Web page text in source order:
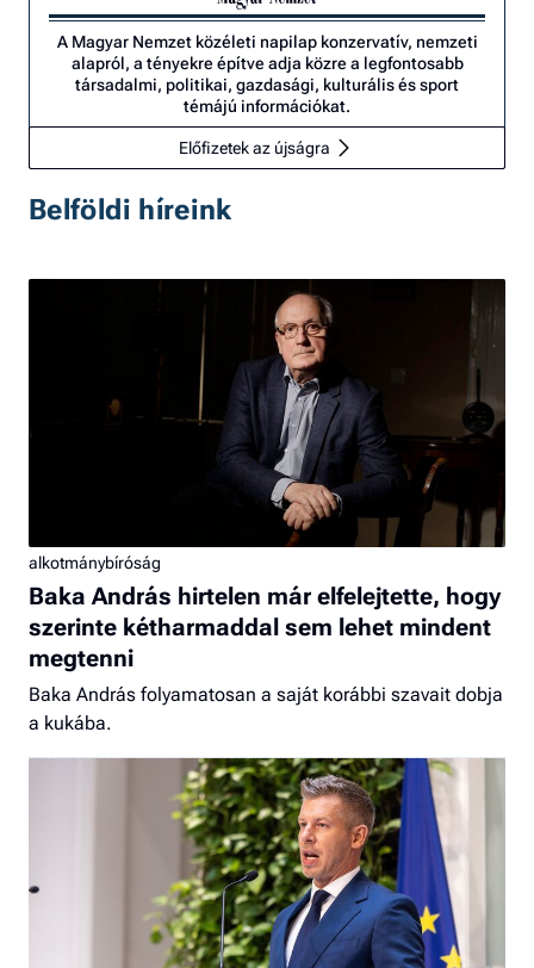
A Magyar Nemzet közéleti napilap konzervatív, nemzeti
alapról, a tényekre építve adja közre a legfontosabb
társadalmi, politikai, gazdasági, kulturális és sport
témájú információkat.
Előfizetek az újságra
Belföldi híreink
alkotmánybíróság
Baka András hirtelen már elfelejtette, hogy
szerinte kétharmaddal sem lehet mindent
megtenni
Baka András folyamatosan a saját korábbi szavait dobja
a kukába.